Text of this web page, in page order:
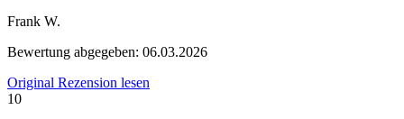
Frank W.
Bewertung abgegeben: 06.03.2026
Original Rezension lesen
10